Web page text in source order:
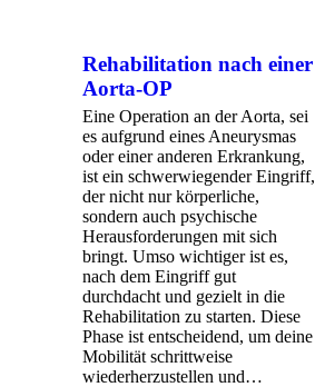
Rehabilitation nach einer
Aorta-OP
Eine Operation an der Aorta, sei
es aufgrund eines Aneurysmas
oder einer anderen Erkrankung,
ist ein schwerwiegender Eingriff,
der nicht nur körperliche,
sondern auch psychische
Herausforderungen mit sich
bringt. Umso wichtiger ist es,
nach dem Eingriff gut
durchdacht und gezielt in die
Rehabilitation zu starten. Diese
Phase ist entscheidend, um deine
Mobilität schrittweise
wiederherzustellen und…